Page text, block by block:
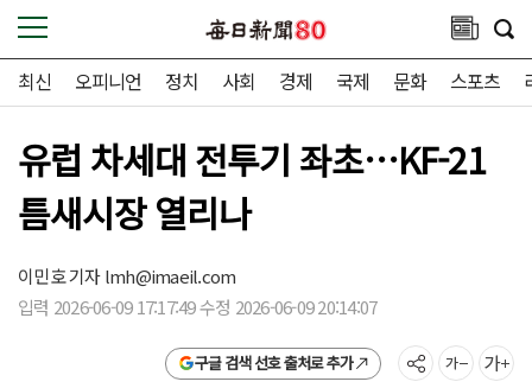
최신 오피니언 정치 사회 경제 국제 문화 스포츠
유럽 차세대 전투기 좌초…KF-21
틈새시장 열리나
이민호 기자lmh@imaeil.com
입력 2026-06-09 17:17:49 수정 2026-06-09 20:14:07
구글 검색 선호 출처로 추가